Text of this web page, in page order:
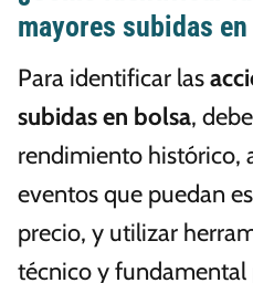
mayores subidas
Para identificar las
subidas en bolsa,
rendimiento histórico,
eventos que puedan
precio, y utilizar
técnico y fundamental